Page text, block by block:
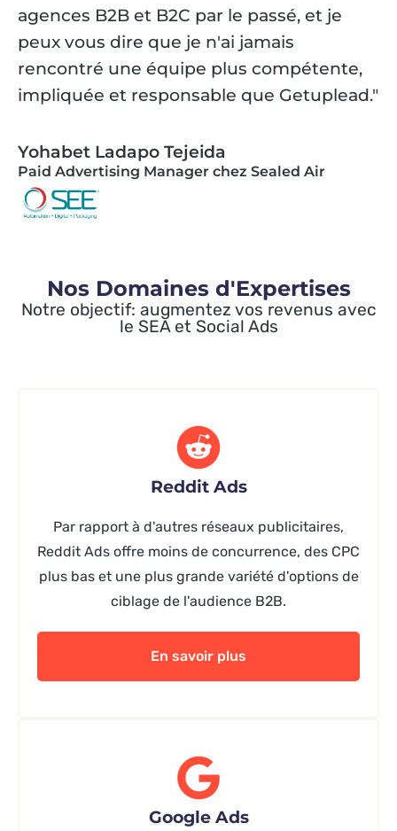
agences B2B et B2C par le passé, et je
peux vous dire que je n'ai jamais
rencontré une équipe plus compétente,
impliquée et responsable que Getuplead."
Yohabet Ladapo Tejeida
Paid Advertising Manager chez Sealed Air
Nos Domaines d'Expertises
Notre objectif: augmentez vos revenus avec
le SEA et Social Ads
Reddit Ads
Par rapport à d'autres réseaux publicitaires,
Reddit Ads offre moins de concurrence, des CPC
plus bas et une plus grande variété d'options de
ciblage de l'audience B2B.
En savoir plus
Google Ads